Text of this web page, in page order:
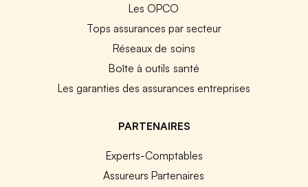
Les OPCO
Tops assurances par secteur
Réseaux de soins
Boîte à outils santé
Les garanties des assurances entreprises
PARTENAIRES
Experts-Comptables
Assureurs Partenaires